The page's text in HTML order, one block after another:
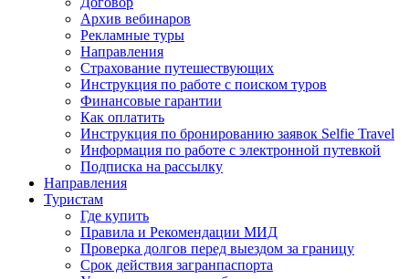
Архив вебинаров
Рекламные туры
Направления
Страхование путешествующих
Инструкция по работе с поиском туров
Финансовые гарантии
Как оплатить
Инструкция по бронированию заявок Selfie Travel
Информация по работе с электронной путевкой
Подписка на рассылку
Направления
Туристам
Где купить
Правила и Рекомендации МИД
Проверка долгов перед выездом за границу
Срок действия загранпаспорта